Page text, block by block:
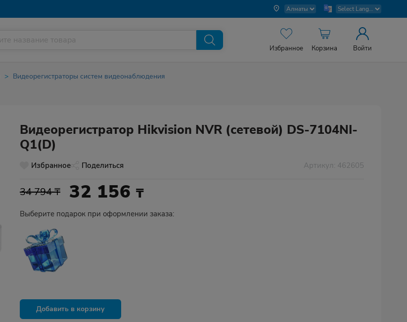
Избранное Корзина Войти
Видеорегистраторы систем видеонаблюдения
Видеорегистратор Hikvision NVR (сетевой) DS-7104NI-
Q1(D)
Избранное Поделиться Артикул: 462605
34 794 ₸ 32 156₸
Выберите подарок при оформлении заказа:
Добавить в корзину